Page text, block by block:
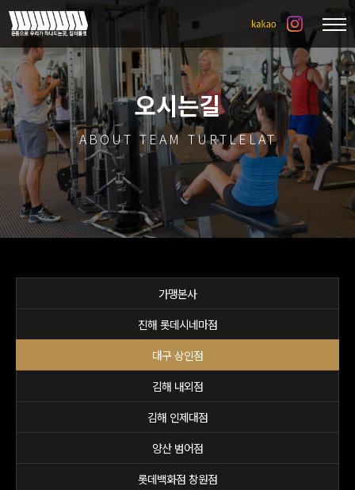
오시는길
ABOUT TEAM TURTLELAT
가맹본사
진해 롯데시네마점
대구 상인점
김해 내외점
김해 인제대점
양산 범어점
롯데백화점 창원점